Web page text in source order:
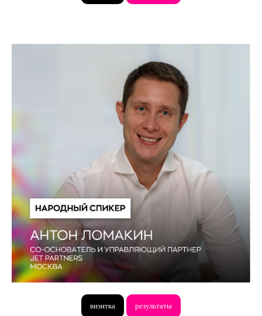
визитка результаты